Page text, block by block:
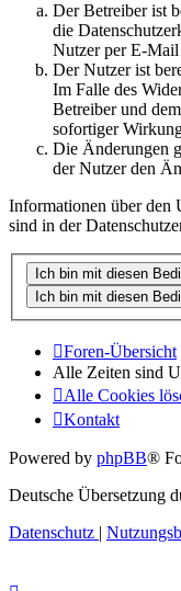
Der Betreiber ist
die
Nutzer per E-
Der Nutzer ist
Im Falle des
Betreiber und
sofortiger
Die Änderungen
der Nutzer den
Informationen über den
sind in der
Foren-Übersicht
Alle Zeiten sind
Alle Cookies
Kontakt
Powered by phpBB®
Deutsche Übersetzung
Datenschutz |